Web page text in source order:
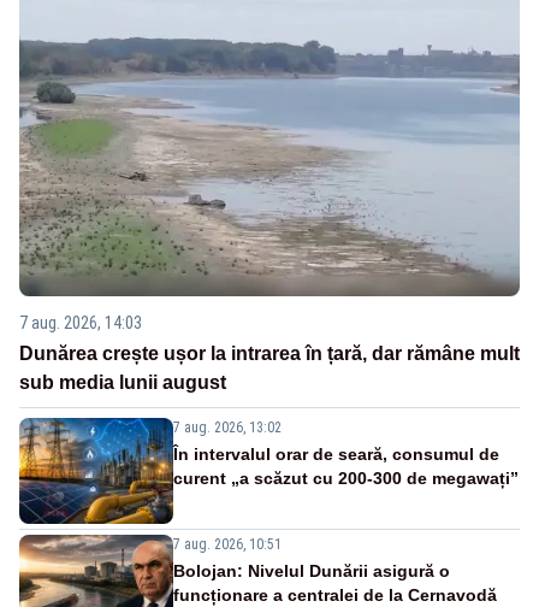
7 aug. 2026, 14:03
Dunărea crește ușor la intrarea în țară, dar rămâne mult
sub media lunii august
7 aug. 2026, 13:02
În intervalul orar de seară, consumul de
curent „a scăzut cu 200-300 de megawați”
7 aug. 2026, 10:51
Bolojan: Nivelul Dunării asigură o
funcționare a centralei de la Cernavodă